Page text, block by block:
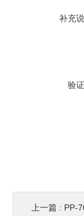
补充
验
上一篇 : PP-